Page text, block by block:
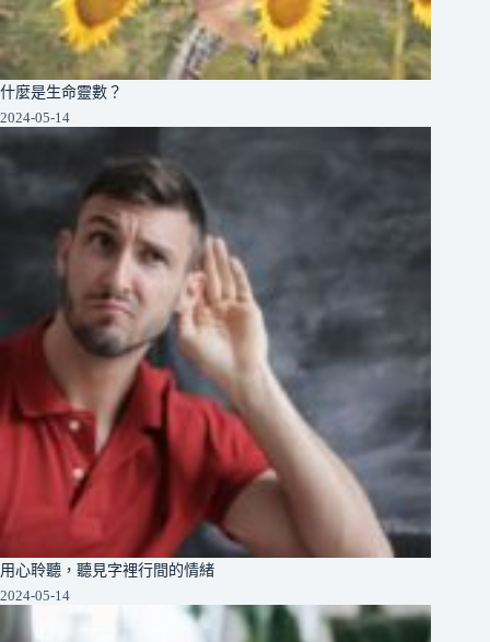
什麼是生命靈數？
2024-05-14
用心聆聽，聽見字裡行間的情緒
2024-05-14